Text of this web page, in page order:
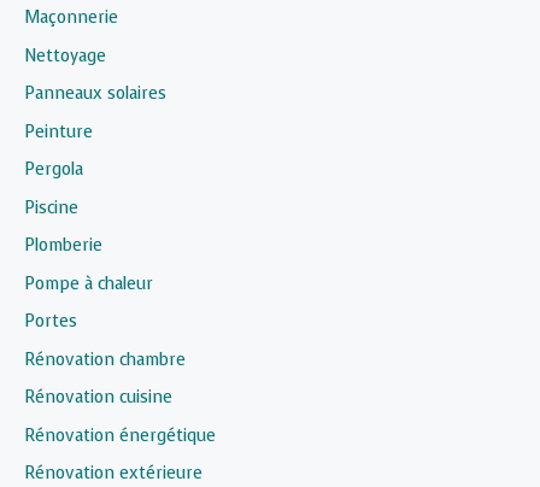
Maçonnerie
Nettoyage
Panneaux solaires
Peinture
Pergola
Piscine
Plomberie
Pompe à chaleur
Portes
Rénovation chambre
Rénovation cuisine
Rénovation énergétique
Rénovation extérieure